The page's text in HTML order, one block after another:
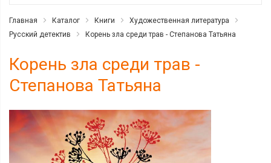
Главная Каталог Книги
Художественная литература
Русский детектив
Корень зла среди трав - Степанова Татьяна
Корень зла среди трав -
Степанова Татьяна